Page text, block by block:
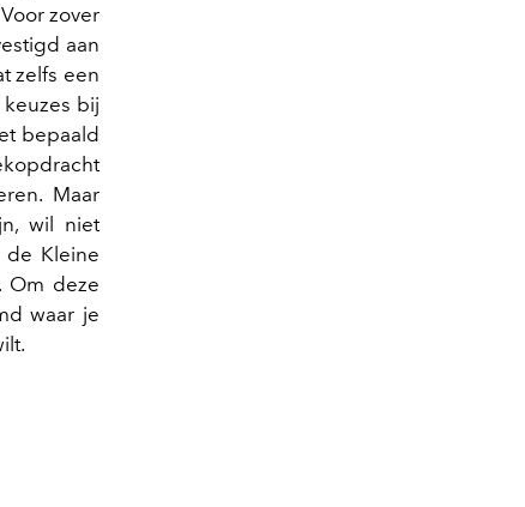
zover
aan
zelfs een
bij
bepaald
Maar
wil niet
de Kleine
Om deze
waar je